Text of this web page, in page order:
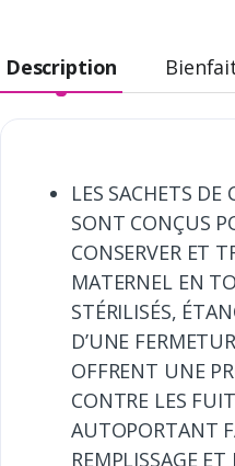
Description
LES SACHETS
SONT CONÇUS
CONSERVER ET
MATERNEL EN
STÉRILISÉS,
D’UNE
OFFRENT UNE
CONTRE LES
AUTOPORTANT
REMPLISSAGE